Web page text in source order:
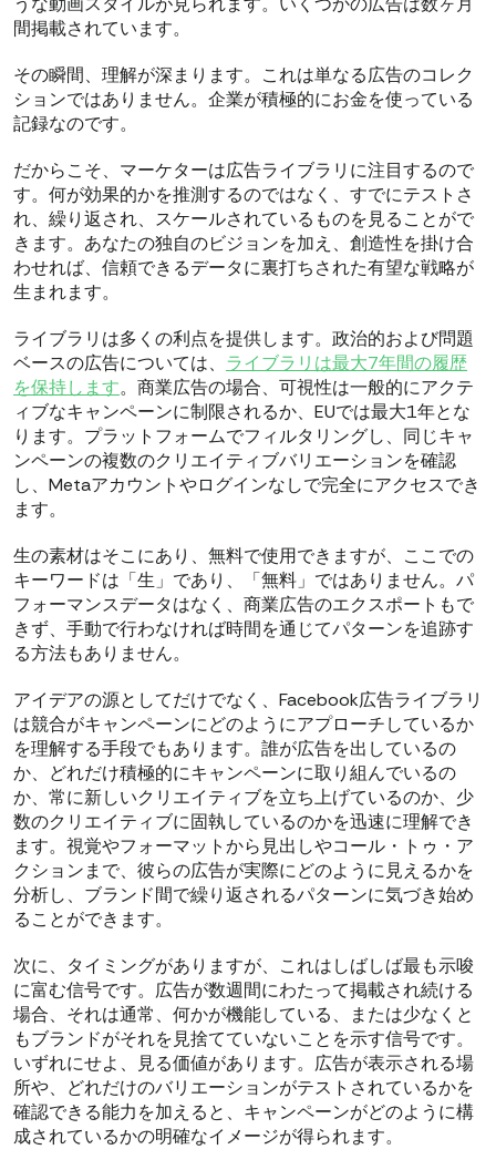
間掲載されています。
その瞬間、理解が深まります。これは単なる広告のコレク
ションではありません。企業が積極的にお金を使っている
記録なのです。
だからこそ、マーケターは広告ライブラリに注目するので
す。何が効果的かを推測するのではなく、すでにテストさ
れ、繰り返され、スケールされているものを見ることがで
きます。あなたの独自のビジョンを加え、創造性を掛け合
わせれば、信頼できるデータに裏打ちされた有望な戦略が
生まれます。
ライブラリは多くの利点を提供します。政治的および問題
ベースの広告については、 ライブラリは最大7年間の履歴
を保持します。商業広告の場合、可視性は一般的にアクテ
ィブなキャンペーンに制限されるか、EUでは最大1年とな
ります。プラットフォームでフィルタリングし、同じキャ
ンペーンの複数のクリエイティブバリエーションを確認
し、Metaアカウントやログインなしで完全にアクセスでき
ます。
生の素材はそこにあり、無料で使用できますが、ここでの
キーワードは「生」であり、「無料」ではありません。パ
フォーマンスデータはなく、商業広告のエクスポートもで
きず、手動で行わなければ時間を通じてパターンを追跡す
る方法もありません。
アイデアの源としてだけでなく、Facebook広告ライブラリ
は競合がキャンペーンにどのようにアプローチしているか
を理解する手段でもあります。誰が広告を出しているの
か、どれだけ積極的にキャンペーンに取り組んでいるの
か、常に新しいクリエイティブを立ち上げているのか、少
数のクリエイティブに固執しているのかを迅速に理解でき
ます。視覚やフォーマットから見出しやコール・トゥ・ア
クションまで、彼らの広告が実際にどのように見えるかを
分析し、ブランド間で繰り返されるパターンに気づき始め
ることができます。
次に、タイミングがありますが、これはしばしば最も示唆
に富む信号です。広告が数週間にわたって掲載され続ける
場合、それは通常、何かが機能している、または少なくと
もブランドがそれを見捨てていないことを示す信号です。
いずれにせよ、見る価値があります。広告が表示される場
所や、どれだけのバリエーションがテストされているかを
確認できる能力を加えると、キャンペーンがどのように構
成されているかの明確なイメージが得られます。